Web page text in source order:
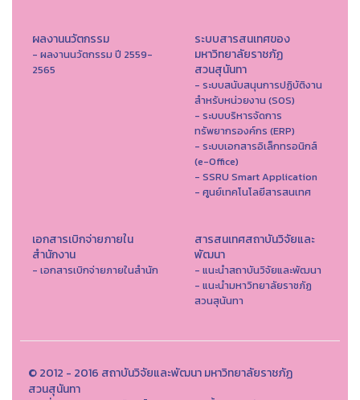
ผลงานนวัตกรรม
- ผลงานนวัตกรรม ปี 2559-
2565
ระบบสารสนเทศของ
มหาวิทยาลัยราชภัฏ
สวนสุนันทา
- ระบบสนับสนุนการปฏิบัติงาน
สำหรับหน่วยงาน (SOS)
- ระบบบริหารจัดการ
ทรัพยากรองค์กร (ERP)
- ระบบเอกสารอิเล็กทรอนิกส์
(e-Office)
- SSRU Smart Application
- ศูนย์เทคโนโลยีสารสนเทศ
เอกสารเบิกจ่ายภายใน
สำนักงาน
- เอกสารเบิกจ่ายภายในสำนัก
สารสนเทศสถาบันวิจัยและ
พัฒนา
- แนะนำสถาบันวิจัยและพัฒนา
- แนะนำมหาวิทยาลัยราชภัฏ
สวนสุนันทา
© 2012 - 2016 สถาบันวิจัยและพัฒนา มหาวิทยาลัยราชภัฏ
สวนสุนันทา